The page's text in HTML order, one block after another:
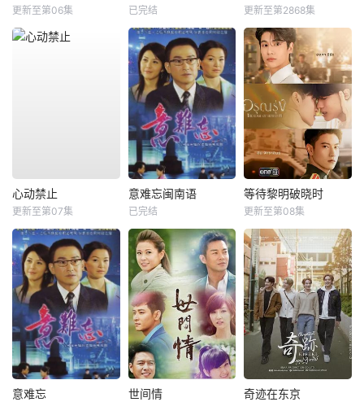
更新至第06集 已完结 更新至第2868集
心动禁止
更新至第07集
意难忘闽南语
已完结
等待黎明破晓时
更新至第08集
意难忘 世间情 奇迹在东京